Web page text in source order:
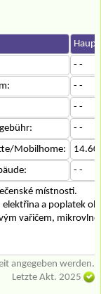
- -
- -
- -
- -
Mobilhome:
- -
místnosti.
elektřina a poplatek
vařičem,
angegeben werden.
Letzte Akt. 2025